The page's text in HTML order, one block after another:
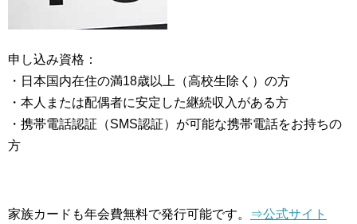
申し込み資格：
・日本国内在住の満18歳以上（高校生除く）の方
・本人または配偶者に安定した継続収入がある方
・携帯電話認証（SMS認証）が可能な携帯電話をお持ちの
方
家族カードも年会費無料で発行可能です。 ⇒公式サイト